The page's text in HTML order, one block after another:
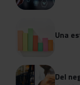
Una
Del